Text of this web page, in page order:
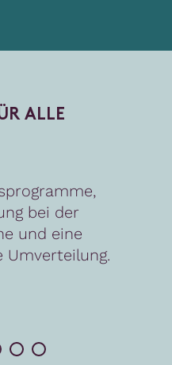
R AL L E
bei der
und eine
Umverteilung.